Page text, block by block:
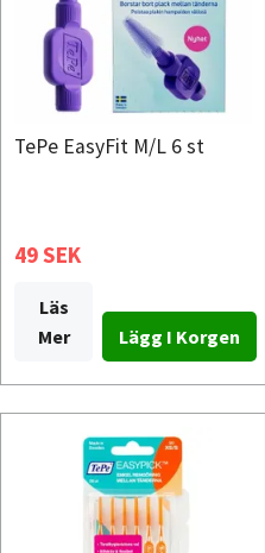
TePe EasyFit M/L 6 st
49 SEK
Läs
Mer